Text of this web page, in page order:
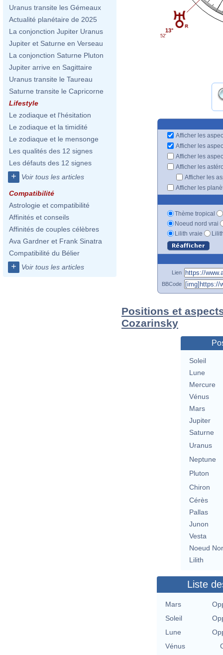
Uranus transite les Gémeaux
Actualité planétaire de 2025
La conjonction Jupiter Uranus
Jupiter et Saturne en Verseau
La conjonction Saturne Pluton
Jupiter arrive en Sagittaire
Uranus transite le Taureau
Saturne transite le Capricorne
Lifestyle
Le zodiaque et l'hésitation
Le zodiaque et la timidité
Le zodiaque et le mensonge
Les qualités des 12 signes
Les défauts des 12 signes
+ Voir tous les articles
Compatibilité
Astrologie et compatibilité
Affinités et conseils
Affinités de couples célèbres
Ava Gardner et Frank Sinatra
Compatibilité du Bélier
+ Voir tous les articles
13°
52'
Afficher les
Afficher les
Afficher les
Afficher les
Afficher les
Afficher les
Thème tropical
Noeud nord vrai
Lilith vraie
Lien
BBCode
Positions et
Cozarinsky
Soleil
Lune
Mercure
Vénus
Mars
Jupiter
Saturne
Uranus
Neptune
Pluton
Chiron
Cérès
Pallas
Junon
Vesta
Noeud
Lilith
Liste
Mars
Soleil
Lune
Vénus